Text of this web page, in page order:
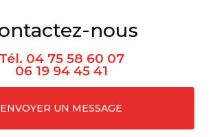
nous
Tél. 04 75 58 60 07
06 19 94 45 41
ENVOYER UN MESSAGE